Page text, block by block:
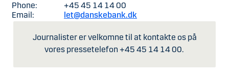
Phone:
+45 45 14 14 00
Email:
let@danskebank.dk
Journalister er velkomne til at kontakte os på
vores pressetelefon +45 45 14 14 00.